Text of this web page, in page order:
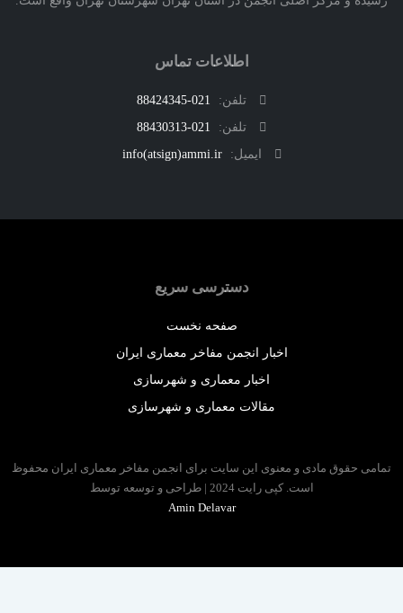
اطلاعات تماس
تلفن:
021-88424345
تلفن:
021-88430313
ایمیل:
info(atsign)ammi.ir
دسترسی سریع
صفحه نخست
اخبار انجمن مفاخر معماری ایران
اخبار معماری و شهرسازی
مقالات معماری و شهرسازی
حقوق مادی و معنوی این سایت برای انجمن مفاخر معماری ایران محفوظ
است. کپی رایت 2024 | طراحی و توسعه توسط
Amin Delavar